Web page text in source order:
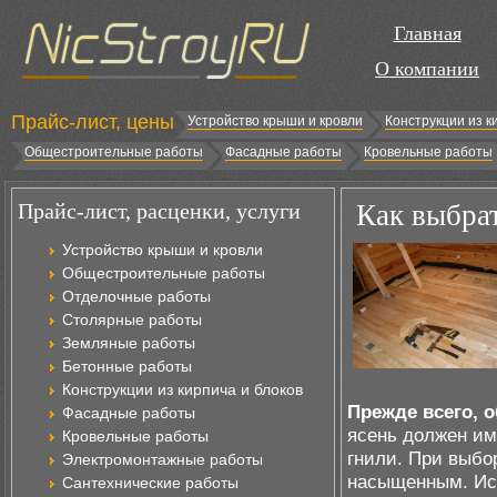
Главная
О компании
Прайс-лист, цены Устройство крыши и кровли
Конструкции из
Общестроительные работы
Фасадные работы Кровельные работы
Прайс-лист, расценки, услуги
Устройство крыши и кровли
Общестроительные работы
Отделочные работы
Столярные работы
Земляные работы
Бетонные работы
Конструкции из кирпича и блоков
Фасадные работы
Кровельные работы
Электромонтажные работы
Сантехнические работы
Как
Прежде всего,
ясень должен
гнили. При
насыщенным.